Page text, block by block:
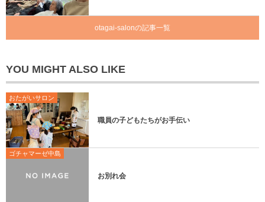
otagai-salonの記事一覧
YOU MIGHT ALSO LIKE
おたがいサロン
職員の子どもたちがお手伝い
ゴチャマーゼ中島
お別れ会